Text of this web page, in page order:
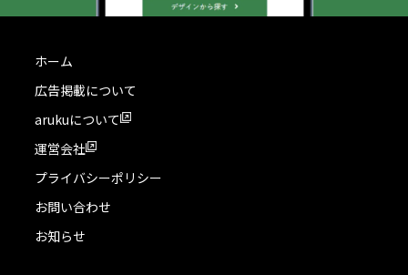
ホーム
広告掲載について
arukuについて
運営会社
プライバシーポリシー
お問い合わせ
お知らせ